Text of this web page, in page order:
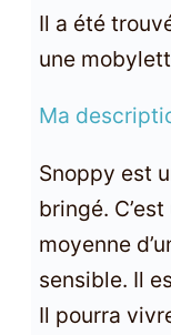
Il a été
une
Ma
Snoppy est
bringé.
moyenne
sensible. Il
Il pourra